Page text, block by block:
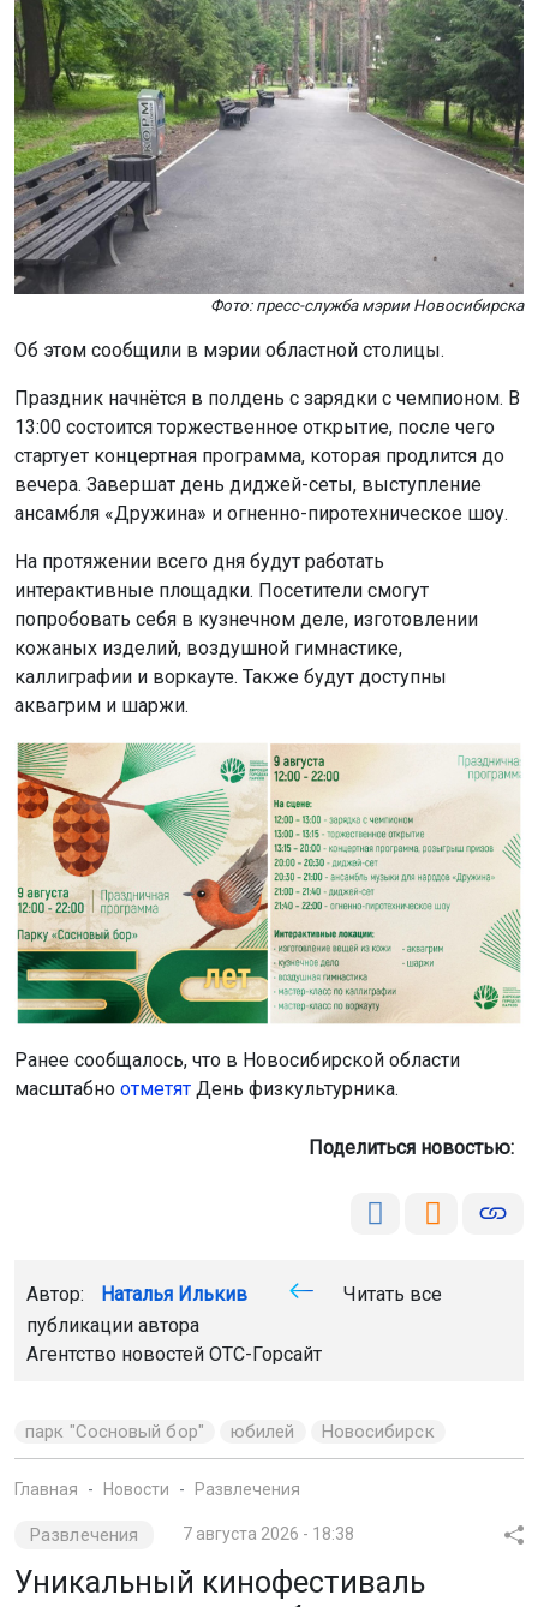
Фото: пресс-служба мэрии Новосибирска
Об этом сообщили в мэрии областной столицы.
Праздник начнётся в полдень с зарядки с чемпионом. В
13:00 состоится торжественное открытие, после чего
стартует концертная программа, которая продлится до
вечера. Завершат день диджей-сеты, выступление
ансамбля «Дружина» и огненно-пиротехническое шоу.
На протяжении всего дня будут работать
интерактивные площадки. Посетители смогут
попробовать себя в кузнечном деле, изготовлении
кожаных изделий, воздушной гимнастике,
каллиграфии и воркауте. Также будут доступны
аквагрим и шаржи.
Ранее сообщалось, что в Новосибирской области
масштабно отметят День физкультурника.
Поделиться новостью:
Автор: Наталья Илькив
Читать все
публикации автора
Агентство новостей ОТС-Горсайт
парк "Сосновый бор" юбилей Новосибирск
Главная Новости Развлечения
Развлечения 7 августа 2026 - 18:38
Уникальный кинофестиваль